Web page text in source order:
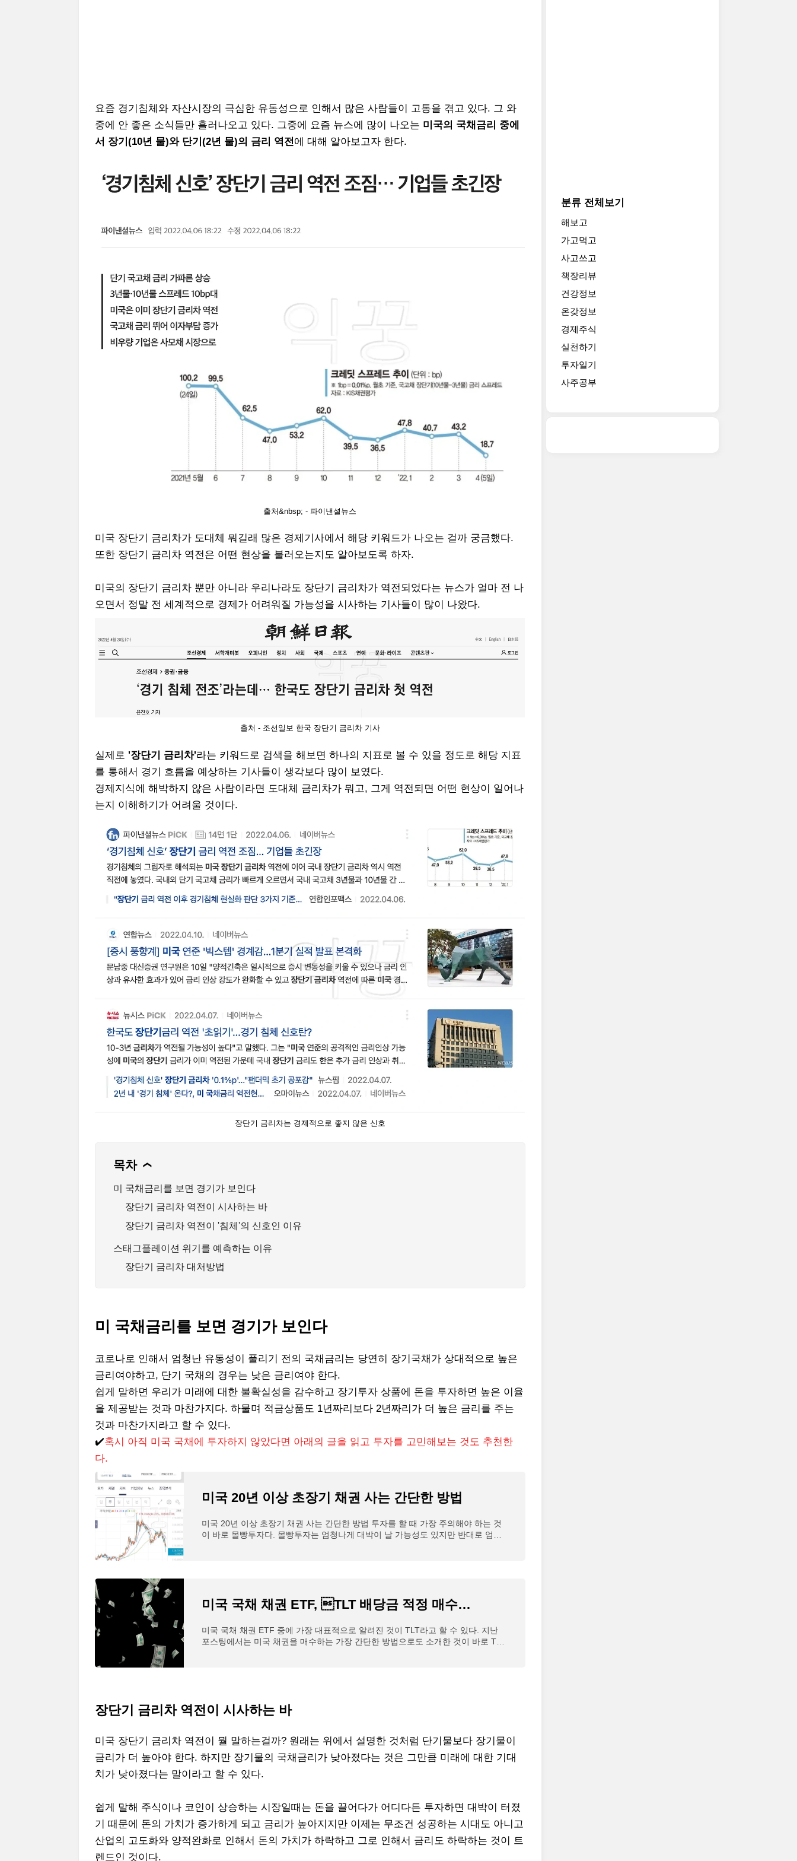
요즘 경기침체와 자산시장의 극심한 유동성으로 인해서 많은 사람들이 고통을 겪고 있다. 그 와
중에 안 좋은 소식들만 흘러나오고 있다. 그중에 요즘 뉴스에 많이 나오는 미국의 국채금리 중에
서 장기(10년 물)와 단기(2년 물)의 금리 역전에 대해 알아보고자 한다.
출처&nbsp; - 파이낸셜뉴스
미국 장단기 금리차가 도대체 뭐길래 많은 경제기사에서 해당 키워드가 나오는 걸까 궁금했다.
또한 장단기 금리차 역전은 어떤 현상을 불러오는지도 알아보도록 하자.
미국의 장단기 금리차 뿐만 아니라 우리나라도 장단기 금리차가 역전되었다는 뉴스가 얼마 전 나
오면서 정말 전 세계적으로 경제가 어려워질 가능성을 시사하는 기사들이 많이 나왔다.
출처 - 조선일보 한국 장단기 금리차 기사
실제로 '장단기 금리차'라는 키워드로 검색을 해보면 하나의 지표로 볼 수 있을 정도로 해당 지표
를 통해서 경기 흐름을 예상하는 기사들이 생각보다 많이 보였다.
경제지식에 해박하지 않은 사람이라면 도대체 금리차가 뭐고, 그게 역전되면 어떤 현상이 일어나
는지 이해하기가 어려울 것이다.
장단기 금리차는 경제적으로 좋지 않은 신호
목차 ❯
미 국채금리를 보면 경기가 보인다
장단기 금리차 역전이 시사하는 바
장단기 금리차 역전이 '침체'의 신호인 이유
스태그플레이션 위기를 예측하는 이유
장단기 금리차 대처방법
미 국채금리를 보면 경기가 보인다
코로나로 인해서 엄청난 유동성이 풀리기 전의 국채금리는 당연히 장기국채가 상대적으로 높은
금리여야하고, 단기 국채의 경우는 낮은 금리여야 한다.
쉽게 말하면 우리가 미래에 대한 불확실성을 감수하고 장기투자 상품에 돈을 투자하면 높은 이율
을 제공받는 것과 마찬가지다. 하물며 적금상품도 1년짜리보다 2년짜리가 더 높은 금리를 주는
것과 마찬가지라고 할 수 있다.
✔️혹시 아직 미국 국채에 투자하지 않았다면 아래의 글을 읽고 투자를 고민해보는 것도 추천한
다.
미국 20년 이상 초장기 채권 사는 간단한 방법
미국 20년 이상 초장기 채권 사는 간단한 방법 투자를 할 때 가장 주의해야 하는 것
이 바로 몰빵투자다. 몰빵투자는 엄청나게 대박이 날 가능성도 있지만 반대로 엄청
미국 국채 채권 ETF, TLT 배당금 적정 매수가격
미국 국채 채권 ETF 중에 가장 대표적으로 알려진 것이 TLT라고 할 수 있다. 지난
포스팅에서는 미국 채권을 매수하는 가장 간단한 방법으로도 소개한 것이 바로 TLT
장단기 금리차 역전이 시사하는 바
미국 장단기 금리차 역전이 뭘 말하는걸까? 원래는 위에서 설명한 것처럼 단기물보다 장기물이
금리가 더 높아야 한다. 하지만 장기물의 국채금리가 낮아졌다는 것은 그만큼 미래에 대한 기대
치가 낮아졌다는 말이라고 할 수 있다.
쉽게 말해 주식이나 코인이 상승하는 시장일때는 돈을 끌어다가 어디다든 투자하면 대박이 터졌
기 때문에 돈의 가치가 증가하게 되고 금리가 높아지지만 이제는 무조건 성공하는 시대도 아니고
산업의 고도화와 양적완화로 인해서 돈의 가치가 하락하고 그로 인해서 금리도 하락하는 것이 트
렌드인 것이다.
분류 전체보기
해보고
가고먹고
사고쓰고
책장리뷰
건강정보
온갖정보
경제주식
실천하기
투자일기
사주공부